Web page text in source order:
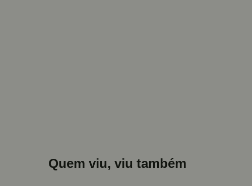
Quem viu, viu também